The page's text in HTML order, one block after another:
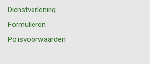
Dienstverlening
Formulieren
Polisvoorwaarden